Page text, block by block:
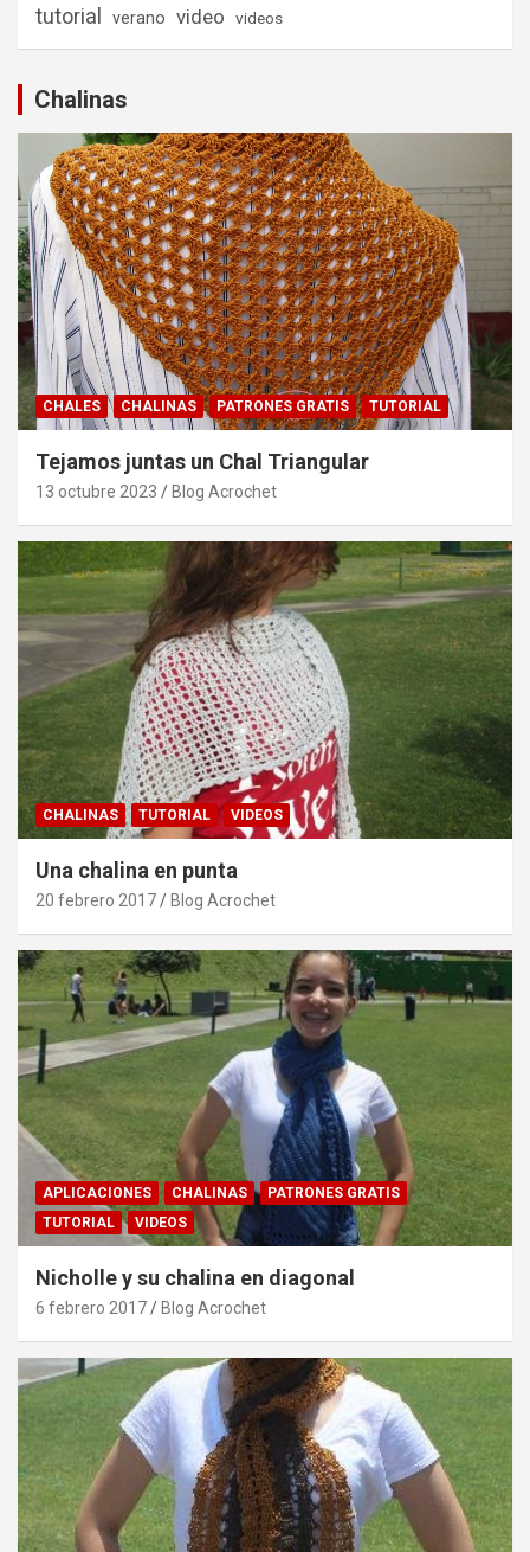
tutorial verano video videos
Chalinas
CHALES CHALINAS PATRONES GRATIS TUTORIAL
Tejamos juntas un Chal Triangular
13 octubre 2023 Blog Acrochet
CHALINAS TUTORIAL VIDEOS
Una chalina en punta
20 febrero 2017 Blog Acrochet
APLICACIONES CHALINAS
PATRONES GRATIS
TUTORIAL
VIDEOS
Nicholle y su chalina en diagonal
6 febrero 2017 Blog Acrochet